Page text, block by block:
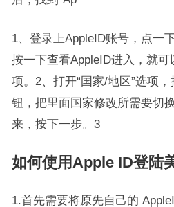
1、登录上AppleID账号，点一
按一下查看AppleID进入，就可
项。2、打开“国家/地区”选项
钮，把里面国家修改所需要切
来，按下一步。3
如何使用Apple ID登陆
1.首先需要将原先自己的